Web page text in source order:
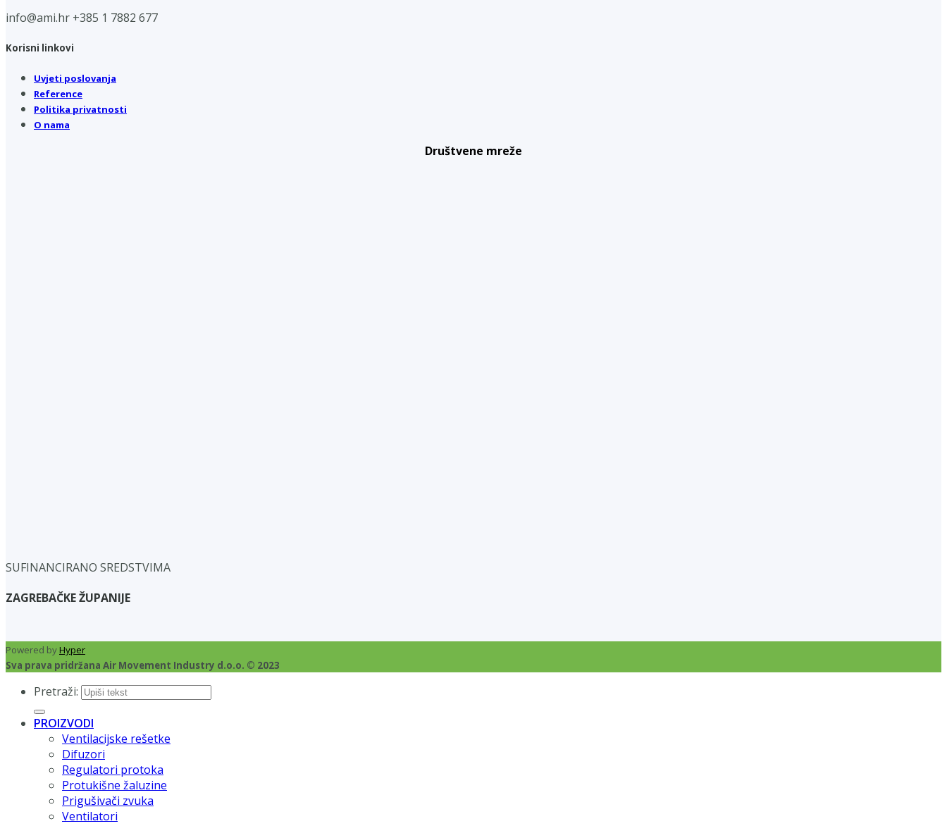
info@ami.hr +385 1 7882 677
Korisni linkovi
Uvjeti poslovanja
Reference
Politika privatnosti
O nama
Društvene mreže
SUFINANCIRANO SREDSTVIMA
ZAGREBAČKE ŽUPANIJE
Powered byHyper
Sva prava pridržana Air Movement Industry d.o.o. © 2023
Pretraži:
PROIZVODI
Ventilacijske rešetke
Difuzori
Regulatori protoka
Protukišne žaluzine
Prigušivači zvuka
Ventilatori